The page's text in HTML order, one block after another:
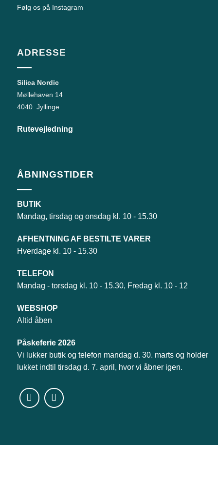
Følg os på Instagram
ADRESSE
Silica Nordic
Møllehaven 14
4040 Jyllinge
Rutevejledning
ÅBNINGSTIDER
BUTIK
Mandag, tirsdag og onsdag kl. 10 - 15.30
AFHENTNING AF BESTILTE VARER
Hverdage kl. 10 - 15.30
TELEFON
Mandag - torsdag kl. 10 - 15.30, Fredag kl. 10 - 12
WEBSHOP
Altid åben
Påskeferie 2026
Vi lukker butik og telefon mandag d. 30. marts og holder
lukket indtil tirsdag d. 7. april, hvor vi åbner igen.